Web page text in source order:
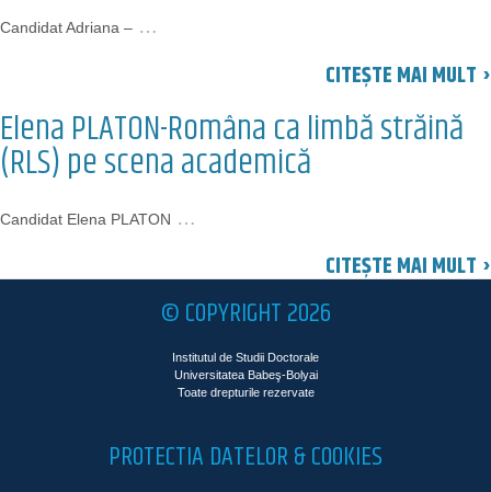
Candidat Adriana – …
CITEȘTE MAI MULT ›
Elena PLATON-Româna ca limbă străină
(RLS) pe scena academică
Candidat Elena PLATON …
CITEȘTE MAI MULT ›
© COPYRIGHT 2026
Institutul de Studii Doctorale
Universitatea Babeş-Bolyai
Toate drepturile rezervate
PROTECTIA DATELOR & COOKIES